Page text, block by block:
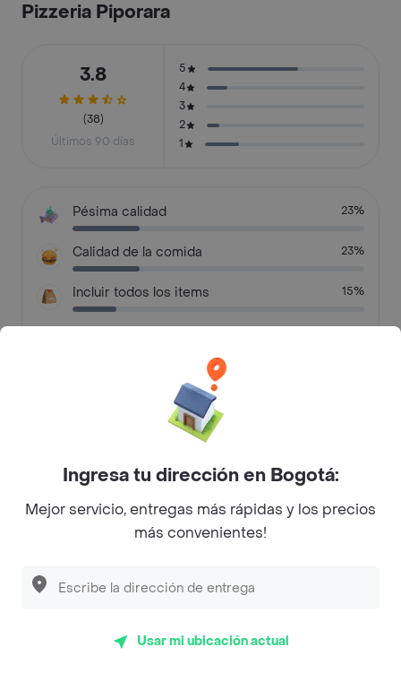
Pizzeria Piporara
3.8
(38)
Últimos 90 días
5
4
3
2
1
Pésima calidad 23%
Calidad de la comida 23%
Incluir todos los items 15%
Faltaron algunos items
Tal como lo pedí
Preguntas frecuentes
¿Panaderia, Pizzeria Piporara hace entrega a
¿Cuál es la dirección de Panaderia, Pizzeria
Ingresa tu dirección en Bogotá:
Mejor servicio, entregas más rápidas y los precios
más convenientes!
Usar mi ubicación actual